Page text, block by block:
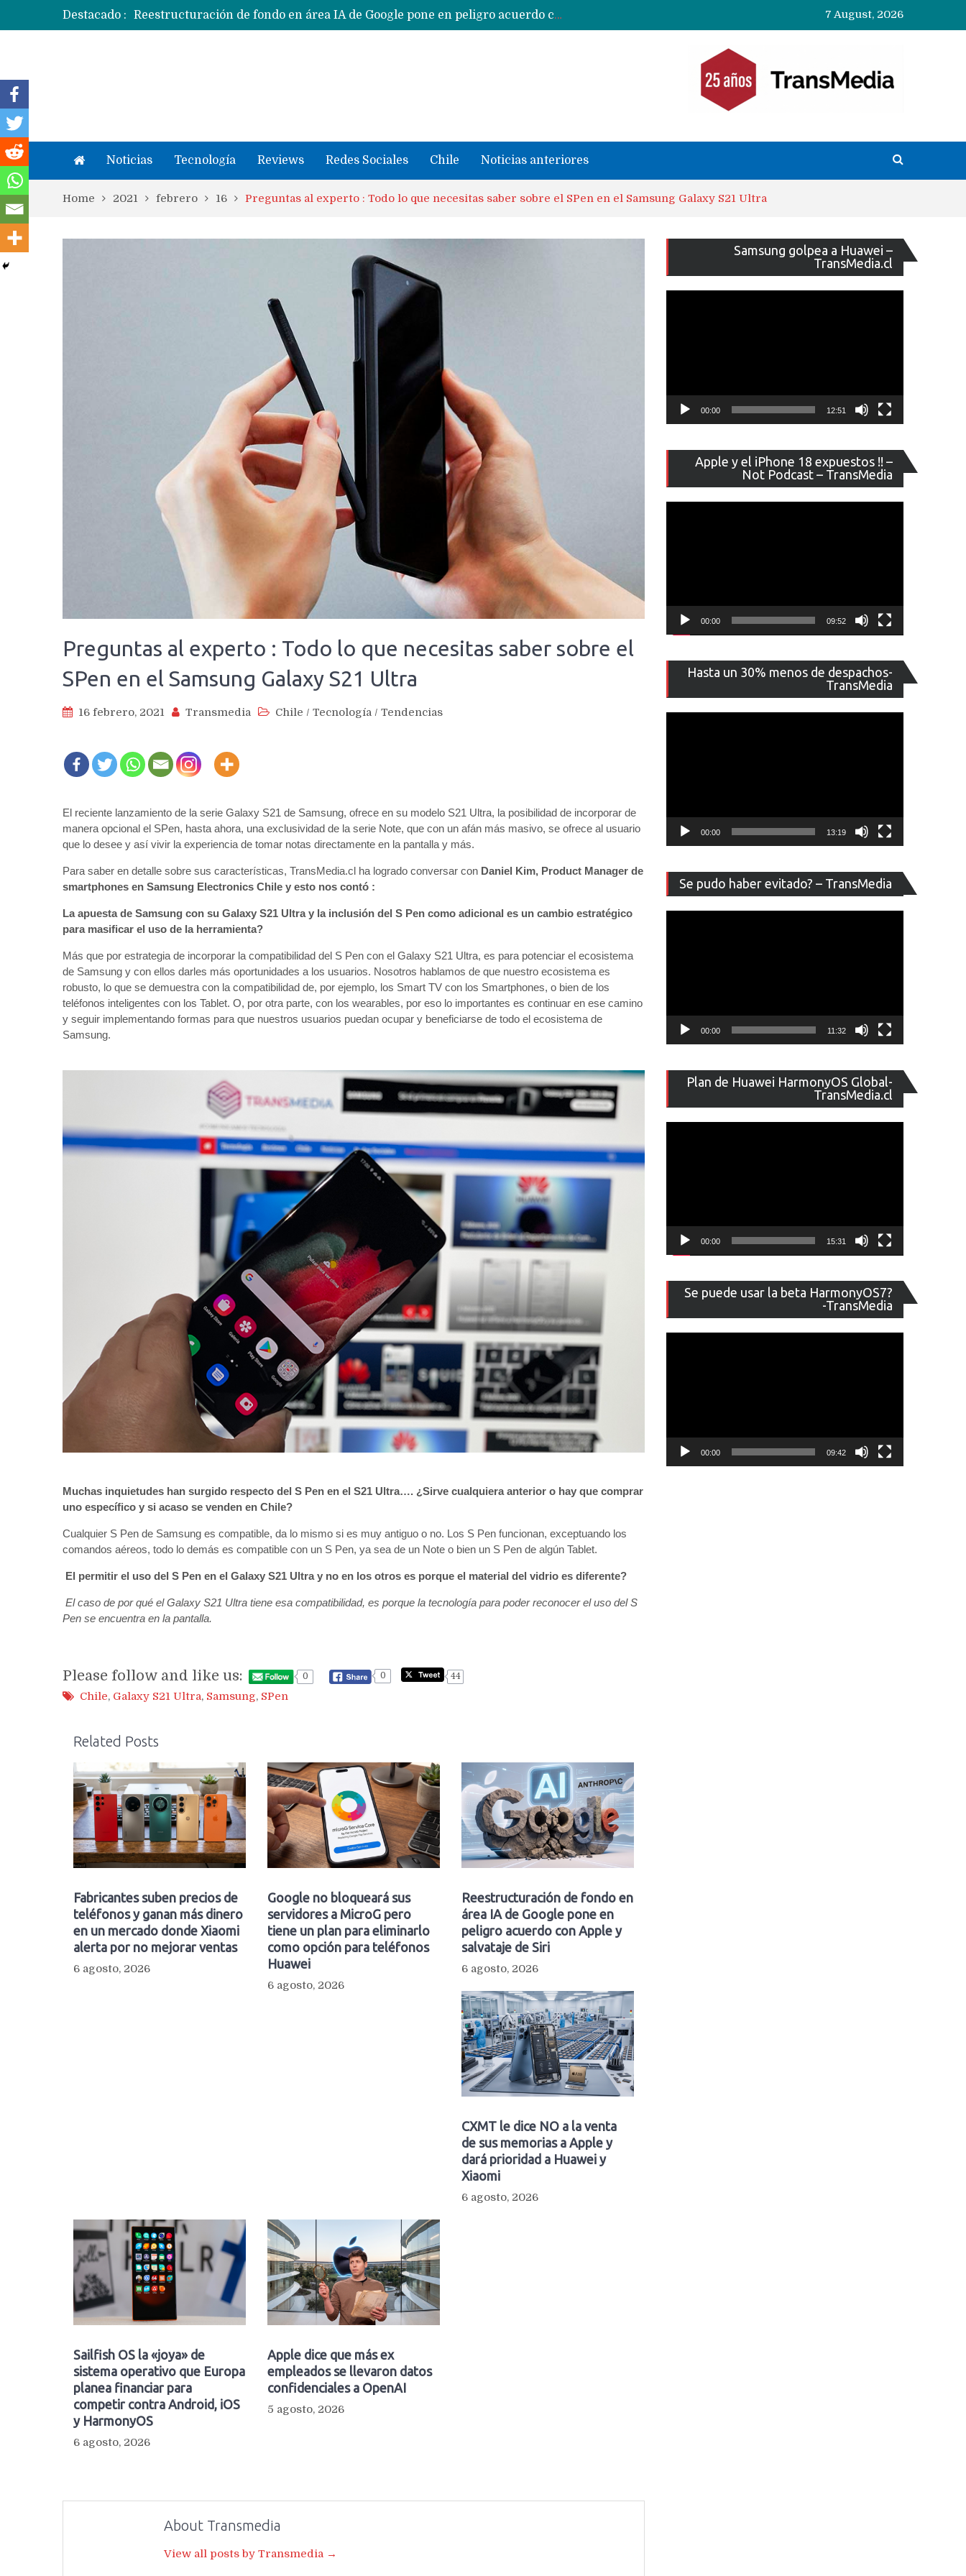
Destacado :
CXMT le dice NO a la venta de sus memorias a Apple y dará prioridad a Huawei y Xiaomi
Sailfish OS la «joya» de sistema operativo que Europa planea financiar para competir contra Android, iOS y HarmonyOS
7 August, 2026
Noticias Tecnología Reviews Redes Sociales Chile Noticias anteriores
Home 2021 febrero 16 Preguntas al experto : Todo lo que necesitas saber sobre el SPen en el Samsung Galaxy S21 Ultra
Preguntas al experto : Todo lo que necesitas saber sobre el
SPen en el Samsung Galaxy S21 Ultra
16 febrero, 2021 Transmedia Chile / Tecnología / Tendencias
El reciente lanzamiento de la serie Galaxy S21 de Samsung, ofrece en su modelo S21 Ultra, la posibilidad de incorporar de
manera opcional el SPen, hasta ahora, una exclusividad de la serie Note, que con un afán más masivo, se ofrece al usuario
que lo desee y así vivir la experiencia de tomar notas directamente en la pantalla y más.
Para saber en detalle sobre sus características, TransMedia.cl ha logrado conversar con Daniel Kim, Product Manager de
smartphones en Samsung Electronics Chile y esto nos contó :
La apuesta de Samsung con su Galaxy S21 Ultra y la inclusión del S Pen como adicional es un cambio estratégico
para masificar el uso de la herramienta?
Más que por estrategia de incorporar la compatibilidad del S Pen con el Galaxy S21 Ultra, es para potenciar el ecosistema
de Samsung y con ellos darles más oportunidades a los usuarios. Nosotros hablamos de que nuestro ecosistema es
robusto, lo que se demuestra con la compatibilidad de, por ejemplo, los Smart TV con los Smartphones, o bien de los
teléfonos inteligentes con los Tablet. O, por otra parte, con los wearables, por eso lo importantes es continuar en ese camino
y seguir implementando formas para que nuestros usuarios puedan ocupar y beneficiarse de todo el ecosistema de
Samsung.
Muchas inquietudes han surgido respecto del S Pen en el S21 Ultra…. ¿Sirve cualquiera anterior o hay que comprar
uno específico y si acaso se venden en Chile?
Cualquier S Pen de Samsung es compatible, da lo mismo si es muy antiguo o no. Los S Pen funcionan, exceptuando los
comandos aéreos, todo lo demás es compatible con un S Pen, ya sea de un Note o bien un S Pen de algún Tablet.
El permitir el uso del S Pen en el Galaxy S21 Ultra y no en los otros es porque el material del vidrio es diferente?
El caso de por qué el Galaxy S21 Ultra tiene esa compatibilidad, es porque la tecnología para poder reconocer el uso del S
Pen se encuentra en la pantalla.
Please follow and like us: 0 0 44
Chile, Galaxy S21 Ultra, Samsung, SPen
Related Posts
Fabricantes suben precios de
teléfonos y ganan más dinero
en un mercado donde Xiaomi
alerta por no mejorar ventas
6 agosto, 2026
Google no bloqueará sus
servidores a MicroG pero
tiene un plan para eliminarlo
como opción para teléfonos
Huawei
6 agosto, 2026
Reestructuración de fondo en
área IA de Google pone en
peligro acuerdo con Apple y
salvataje de Siri
6 agosto, 2026
CXMT le dice NO a la venta
de sus memorias a Apple y
dará prioridad a Huawei y
Xiaomi
6 agosto, 2026
Sailfish OS la «joya» de
sistema operativo que Europa
planea financiar para
competir contra Android, iOS
y HarmonyOS
6 agosto, 2026
Apple dice que más ex
empleados se llevaron datos
confidenciales a OpenAI
5 agosto, 2026
About Transmedia
View all posts by Transmedia →
Samsung golpea a Huawei –
TransMedia.cl
de
vídeo
00:00 12:51
Apple y el iPhone 18 expuestos !! –
Not Podcast – TransMedia
de
vídeo
00:00 09:52
Hasta un 30% menos de despachos-
TransMedia
de
vídeo
00:00 13:19
Se pudo haber evitado? – TransMedia
de
vídeo
00:00 11:32
Plan de Huawei HarmonyOS Global-
TransMedia.cl
de
vídeo
00:00 15:31
Se puede usar la beta HarmonyOS7?
-TransMedia
de
vídeo
00:00 09:42